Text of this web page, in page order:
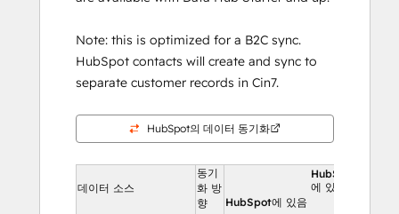
Note: this is optimized for a B2C sync.
HubSpot contacts will create and sync to
separate customer records in Cin7.
HubSpot의 데이터 동기화
데이터 소스
동기
화 방
향
HubSpot
에 있음
HubSpot에 있음